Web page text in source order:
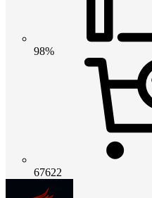
98%
67622